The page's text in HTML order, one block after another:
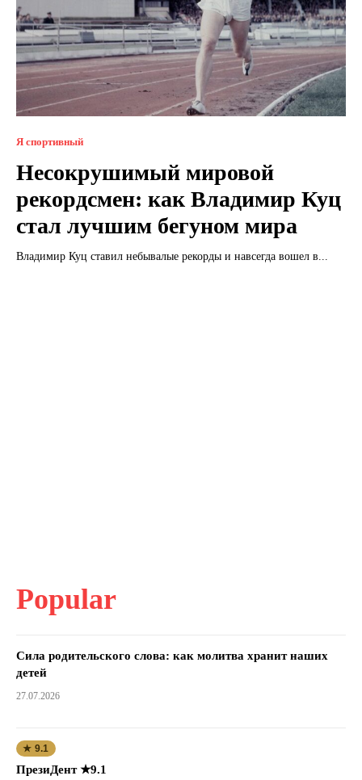
Я спортивный
Несокрушимый мировой
рекордсмен: как Владимир Куц
стал лучшим бегуном мира
Владимир Куц ставил небывалые рекорды и навсегда вошел в...
Popular
Сила родительского слова: как молитва хранит наших
детей
27.07.2026
★ 9.1
ПрезиДент ★9.1